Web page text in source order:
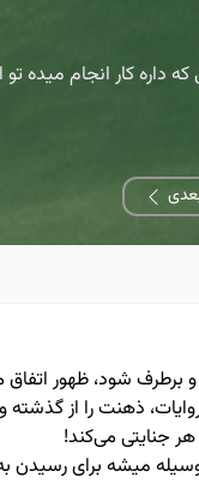
داره کار انجام میده
برطرف شود، ظهور اتفاق
ذهنت را از
جنایتی می‌کند!
میشه برای رسیدن